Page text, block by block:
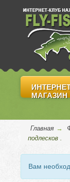
МАГАЗИН
Главная →
подлесков .
Вам